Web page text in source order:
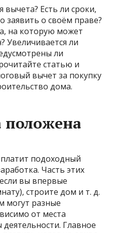
Есть ли сроки,
заявить о своём праве?
на которую может
Увеличивается ли
ли
статью и
вычет за покупку
дома.
положена
подоходный
Часть этих
вы впервые
строите дом и т. д.
могут разные
от места
Главное